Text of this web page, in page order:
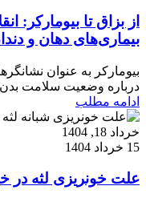
از بزاق تا بیومارکر:
بیماری‌های دهان و
بیومارکر به عنوان
درباره وضعیت سلامت بدن
ادامه مطلب
خرداد 18, 1404
15 خرداد 1404
علت خونریزی لثه